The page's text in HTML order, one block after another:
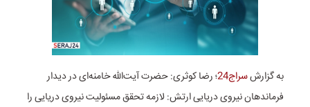
به گزارشسراج24
؛ رضا کوثری: حضرت آیت‌الله خامنه‌ای در دیدار
فرماندهان نیروی دریایی ارتش: لازمه تحقق مسئولیت نیروی دریایی را